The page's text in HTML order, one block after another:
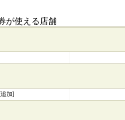
が使える店舗
加]